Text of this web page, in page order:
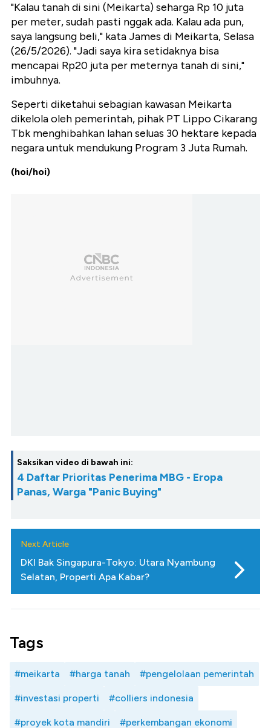
"Kalau tanah di sini (Meikarta) seharga Rp 10 juta
per meter, sudah pasti nggak ada. Kalau ada pun,
saya langsung beli," kata James di Meikarta, Selasa
(26/5/2026). "Jadi saya kira setidaknya bisa
mencapai Rp20 juta per meternya tanah di sini,"
imbuhnya.
Seperti diketahui sebagian kawasan Meikarta
dikelola oleh pemerintah, pihak PT Lippo Cikarang
Tbk menghibahkan lahan seluas 30 hektare kepada
negara untuk mendukung Program 3 Juta Rumah.
(hoi/hoi)
Saksikan video di bawah ini:
4 Daftar Prioritas Penerima MBG - Eropa
Panas, Warga "Panic Buying"
Next Article
DKI Bak Singapura-Tokyo: Utara Nyambung
Selatan, Properti Apa Kabar?
Tags
#meikarta #harga tanah #pengelolaan pemerintah
#investasi properti #colliers indonesia
#proyek kota mandiri #perkembangan ekonomi